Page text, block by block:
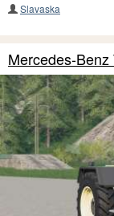
Slavaska
Mercedes-